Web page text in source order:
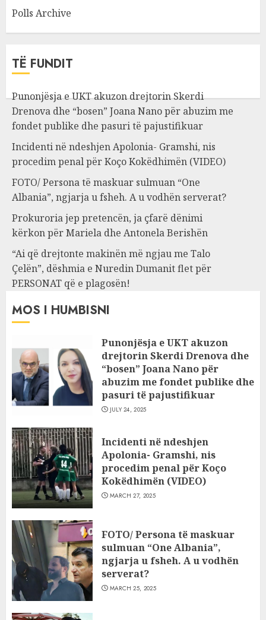
Polls Archive
TË FUNDIT
Punonjësja e UKT akuzon drejtorin Skerdi
Drenova dhe “bosen” Joana Nano për abuzim me
fondet publike dhe pasuri të pajustifikuar
Incidenti në ndeshjen Apolonia- Gramshi, nis
procedim penal për Koço Kokëdhimën (VIDEO)
FOTO/ Persona të maskuar sulmuan “One
Albania”, ngjarja u fsheh. A u vodhën serverat?
Prokuroria jep pretencën, ja çfarë dënimi
kërkon për Mariela dhe Antonela Berishën
“Ai që drejtonte makinën më ngjau me Talo
Çelën”, dëshmia e Nuredin Dumanit flet për
PERSONAT që e plagosën!
MOS I HUMBISNI
Punonjësja e UKT akuzon
drejtorin Skerdi Drenova dhe
“bosen” Joana Nano për
abuzim me fondet publike dhe
pasuri të pajustifikuar
JULY 24, 2025
Incidenti në ndeshjen
Apolonia- Gramshi, nis
procedim penal për Koço
Kokëdhimën (VIDEO)
MARCH 27, 2025
FOTO/ Persona të maskuar
sulmuan “One Albania”,
ngjarja u fsheh. A u vodhën
serverat?
MARCH 25, 2025